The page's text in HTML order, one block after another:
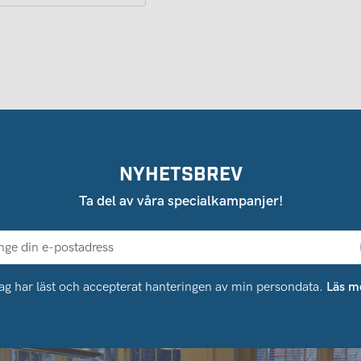
NYHETSBREV
Ta del av våra specialkampanjer!
har läst och accepterat hanteringen av min persondata. Läs